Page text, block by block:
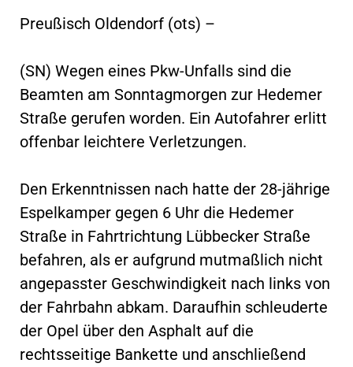
Preußisch Oldendorf (ots) –
(SN) Wegen eines Pkw-Unfalls sind die
Beamten am Sonntagmorgen zur Hedemer
Straße gerufen worden. Ein Autofahrer erlitt
offenbar leichtere Verletzungen.
Den Erkenntnissen nach hatte der 28-jährige
Espelkamper gegen 6 Uhr die Hedemer
Straße in Fahrtrichtung Lübbecker Straße
befahren, als er aufgrund mutmaßlich nicht
angepasster Geschwindigkeit nach links von
der Fahrbahn abkam. Daraufhin schleuderte
der Opel über den Asphalt auf die
rechtsseitige Bankette und anschließend